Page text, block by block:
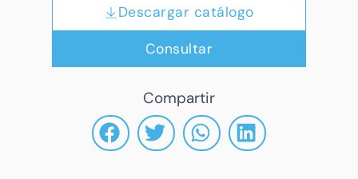
Descargar catálogo
Consultar
Compartir